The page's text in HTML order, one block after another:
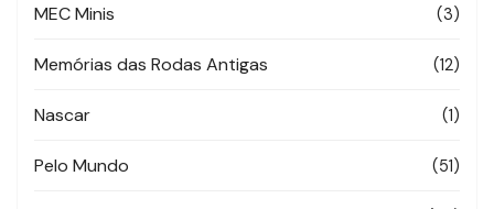
MEC Minis (3)
Memórias das Rodas Antigas (12)
Nascar (1)
Pelo Mundo (51)